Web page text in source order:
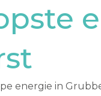
energie in